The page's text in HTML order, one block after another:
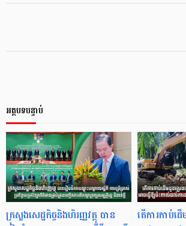
អត្ថបទបន្ទាប់
ក្រសួងសេដ្ឋកិច្ចនិងហិរញ្ញវត្ថុ បាន
តើការកាប់ដ